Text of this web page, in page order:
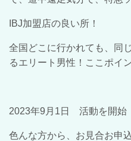
IBJ加盟店の良い所！
全国どこに行かれても、同
るエリート男性！ここポイ
2023年9月1日 活動を開始
色んな方から、お見合お申